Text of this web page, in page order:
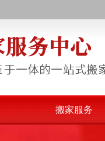
搬家服务